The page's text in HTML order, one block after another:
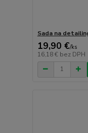
Sada na
19,90 €/ks
16,18 € bez DPH